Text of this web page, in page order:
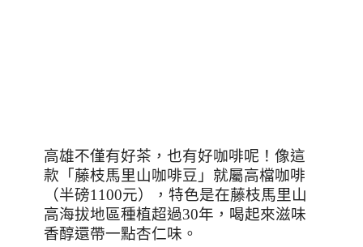
高雄不僅有好茶，也有好咖啡呢！像這
款「藤枝馬里山咖啡豆」就屬高檔咖啡
（半磅1100元），特色是在藤枝馬里山
高海拔地區種植超過30年，喝起來滋味
香醇還帶一點杏仁味。